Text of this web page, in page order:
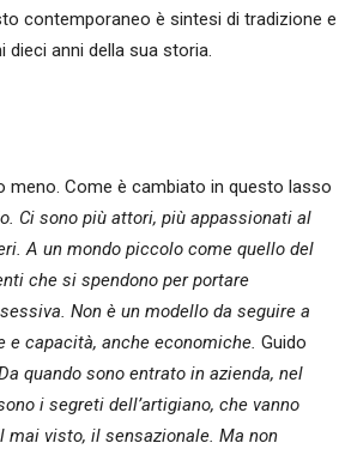
contemporaneo è sintesi di tradizione e
dieci anni della sua storia.
meno. Come è cambiato in questo lasso
Ci sono più attori, più appassionati al
A un mondo piccolo come quello del
che si spendono per portare
Non è un modello da seguire a
capacità, anche economiche. Guido
quando sono entrato in azienda, nel
i segreti dell’artigiano, che vanno
mai visto, il sensazionale. Ma non